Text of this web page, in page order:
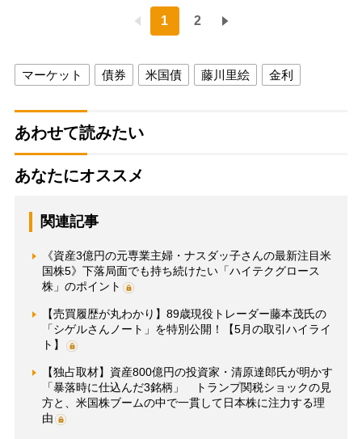
1 2
マーケット 債券 米国債 藤川里絵 金利
あわせて読みたい
あなたにオススメ
関連記事
《資産3億円の元専業主婦・ナスダッ子さんの最新注目米
国株5》下落局面でも持ち続けたい「ハイテクグロース
株」のポイント
【売買履歴が丸わかり】89歳現役トレーダー藤本茂氏の
「シゲルさんノート」を特別公開！【5月の取引ハイライ
ト】
【独占取材】資産800億円の投資家・清原達郎氏が明かす
「暴落時に仕込んだ3銘柄」 トランプ関税ショックの見
方と、米国株ブームの中で一貫して日本株に注力する理
由